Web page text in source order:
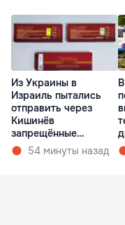
Из Украины в
Израиль пытались
отправить через
Кишинёв
запрещённые
препараты
54 минуты назад